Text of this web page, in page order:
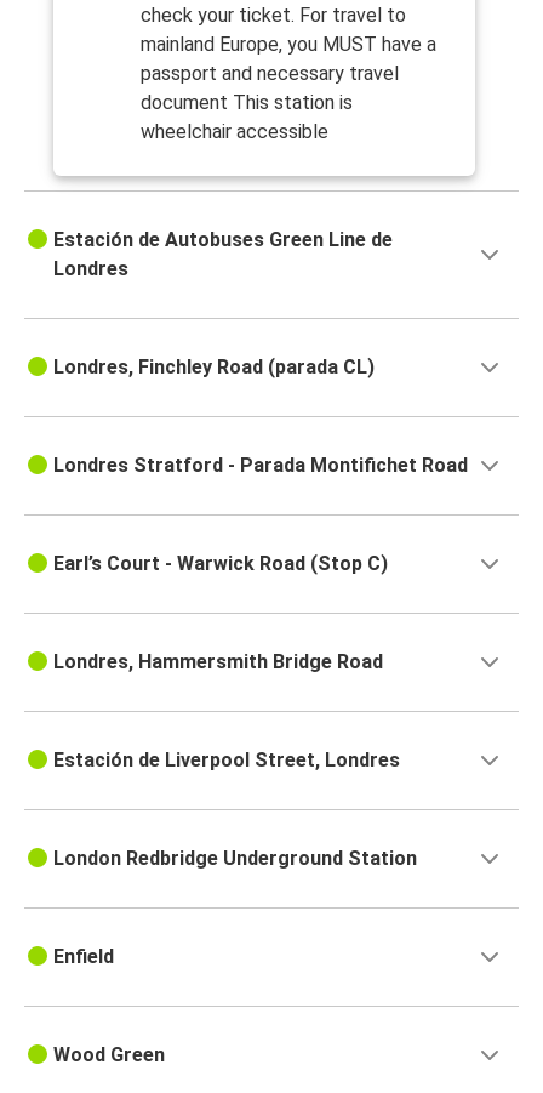
check your ticket. For travel to
mainland Europe, you MUST have a
passport and necessary travel
document This station is
wheelchair accessible
Estación de Autobuses Green Line de
Londres
Londres, Finchley Road (parada CL)
Londres Stratford - Parada Montifichet Road
Earl’s Court - Warwick Road (Stop C)
Londres, Hammersmith Bridge Road
Estación de Liverpool Street, Londres
London Redbridge Underground Station
Enfield
Wood Green